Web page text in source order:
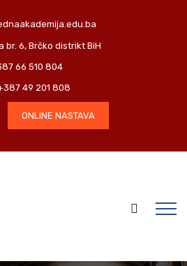
br. 6, Brčko distrikt BiH
66 510 804
49 201 808
ONLINE NASTAVA